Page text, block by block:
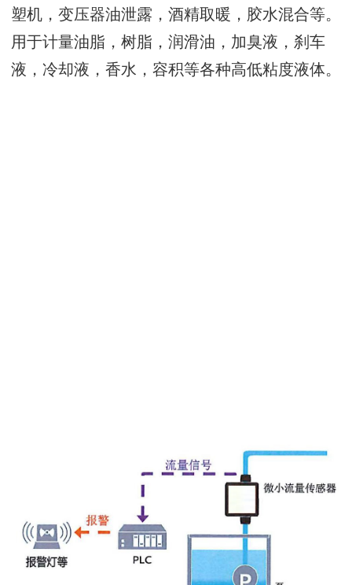
塑机，变压器油泄露，酒精取暖，胶水混合等。
用于计量油脂，树脂，润滑油，加臭液，刹车
液，冷却液，香水，容积等各种高低粘度液体。